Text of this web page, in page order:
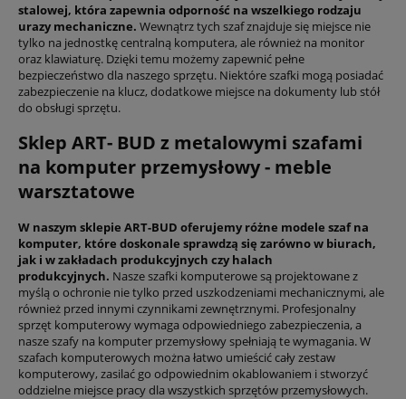
stalowej, która zapewnia odporność na wszelkiego rodzaju
urazy mechaniczne. Wewnątrz tych szaf znajduje się miejsce nie
tylko na jednostkę centralną komputera, ale również na monitor
oraz klawiaturę. Dzięki temu możemy zapewnić pełne
bezpieczeństwo dla naszego sprzętu. Niektóre szafki mogą posiadać
zabezpieczenie na klucz, dodatkowe miejsce na dokumenty lub stół
do obsługi sprzętu.
Sklep ART- BUD z metalowymi szafami
na komputer przemysłowy - meble
warsztatowe
W naszym sklepie ART-BUD oferujemy różne modele szaf na
komputer, które doskonale sprawdzą się zarówno w biurach,
jak i w zakładach produkcyjnych czy halach
produkcyjnych. Nasze szafki komputerowe są projektowane z
myślą o ochronie nie tylko przed uszkodzeniami mechanicznymi, ale
również przed innymi czynnikami zewnętrznymi. Profesjonalny
sprzęt komputerowy wymaga odpowiedniego zabezpieczenia, a
nasze szafy na komputer przemysłowy spełniają te wymagania. W
szafach komputerowych można łatwo umieścić cały zestaw
komputerowy, zasilać go odpowiednim okablowaniem i stworzyć
oddzielne miejsce pracy dla wszystkich sprzętów przemysłowych.